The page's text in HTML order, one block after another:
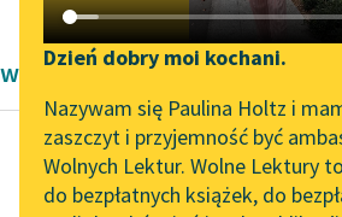
Katalog DAISY
Podkasty o książkach
Aktualności
Spotkanie z Katarzyną
Tunkiel w Oslo
Dzień dobry moi kochani.
Nazywam się Paulina Holtz i
zaszczyt i przyjemność być
Wolnych Lektur. Wolne Lektury
do bezpłatnych książek, do
wiersze sylabotoniczne